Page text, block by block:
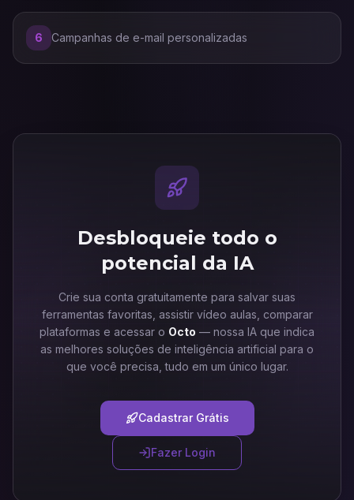
6 Campanhas de e-mail personalizadas
Desbloqueie todo o
potencial da IA
Crie sua conta gratuitamente para salvar suas
ferramentas favoritas, assistir vídeo aulas, comparar
plataformas e acessar o Octo — nossa IA que indica
as melhores soluções de inteligência artificial para o
que você precisa, tudo em um único lugar.
Cadastrar Grátis
Fazer Login